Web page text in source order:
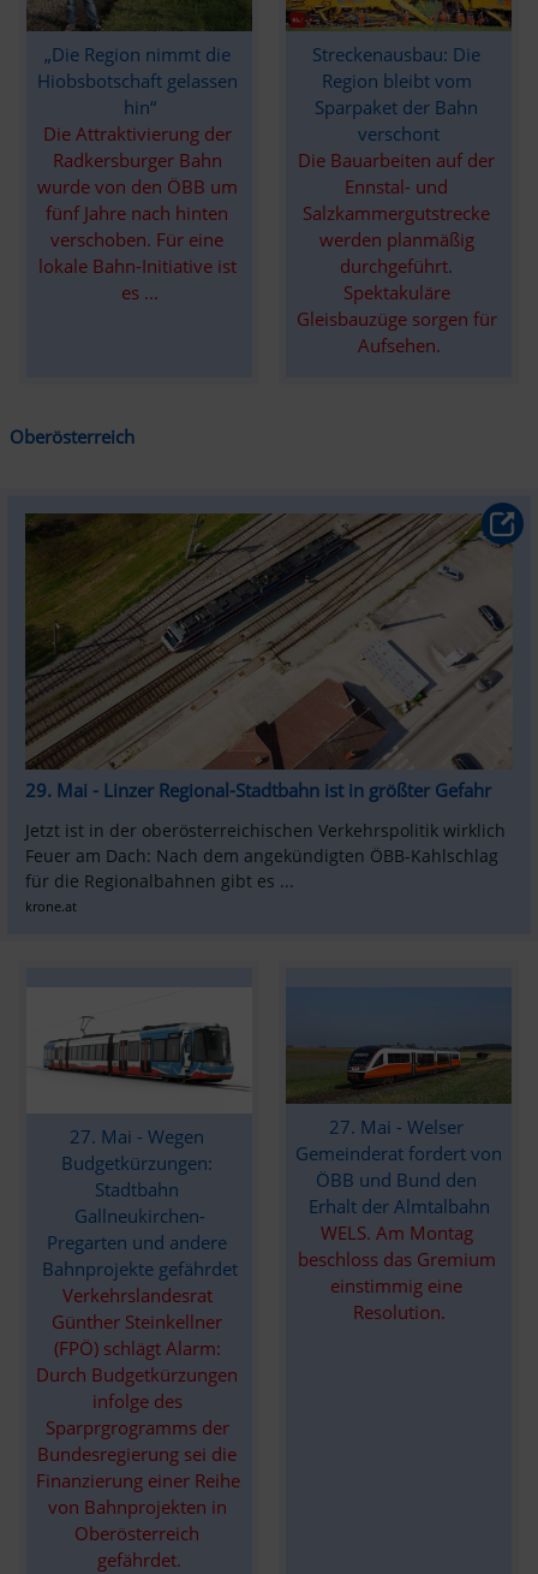
„Die Region nimmt die
Hiobsbotschaft gelassen
hin“
Die Attraktivierung der
Radkersburger Bahn
wurde von den ÖBB um
fünf Jahre nach hinten
verschoben. Für eine
lokale Bahn-Initiative ist
es ...
Streckenausbau: Die
Region bleibt vom
Sparpaket der Bahn
verschont
Die Bauarbeiten auf der
Ennstal- und
Salzkammergutstrecke
werden planmäßig
durchgeführt.
Spektakuläre
Gleisbauzüge sorgen für
Aufsehen.
Oberösterreich
29. Mai - Linzer Regional-Stadtbahn ist in größter Gefahr
Jetzt ist in der oberösterreichischen Verkehrspolitik wirklich
Feuer am Dach: Nach dem angekündigten ÖBB-Kahlschlag
für die Regionalbahnen gibt es ...
krone.at
27. Mai - Wegen
Budgetkürzungen:
Stadtbahn
Gallneukirchen-
Pregarten und andere
Bahnprojekte gefährdet
Verkehrslandesrat
Günther Steinkellner
(FPÖ) schlägt Alarm:
Durch Budgetkürzungen
infolge des
Sparprgrogramms der
Bundesregierung sei die
Finanzierung einer Reihe
von Bahnprojekten in
Oberösterreich
gefährdet.
27. Mai - Welser
Gemeinderat fordert von
ÖBB und Bund den
Erhalt der Almtalbahn
WELS. Am Montag
beschloss das Gremium
einstimmig eine
Resolution.